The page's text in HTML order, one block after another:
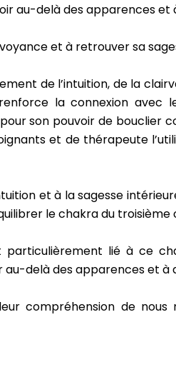
au-delà des apparences
et à retrouver sa
de l’intuition, de la
la connexion avec
son pouvoir de bouclier
et de thérapeute
et à la sagesse
le chakra du troisième
particulièrement lié à ce
delà des apparences et à
compréhension de